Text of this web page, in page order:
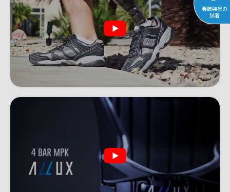
義肢装具の
試着